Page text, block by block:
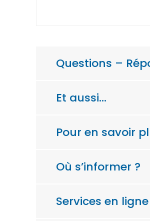
Questions –
Et aussi…
Pour en savoir
Où s’informer ?
Services en ligne